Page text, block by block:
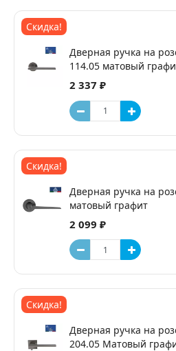
Скидка!
Дверная ручка на
114.05 матовый
2 337 ₽
Скидка!
Дверная ручка на
матовый графит
2 099 ₽
Скидка!
Дверная ручка на
204.05 Матовый